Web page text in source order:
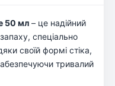
50 мл – це надійний
спеціально
своїй формі стіка,
тривалий